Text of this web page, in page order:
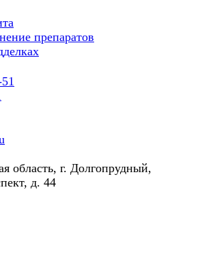
препаратов
область, г. Долгопрудный,
д. 44